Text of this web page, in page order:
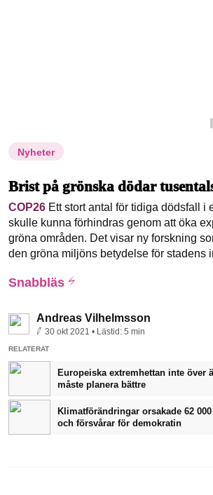
Nyheter
Brist på grönska dödar
COP26 Ett stort antal för tidiga dödsfall i
skulle kunna förhindras genom att öka
gröna områden. Det visar ny forskning
den gröna miljöns betydelse för stadens
Snabbläs
Andreas Vilhelmsson
30 okt 2021 • Lästid: 5 min
RELATERAT
Europeiska extremhettan inte över
måste planera bättre
Klimatförändringar orsakade 62
och försvårar för demokratin